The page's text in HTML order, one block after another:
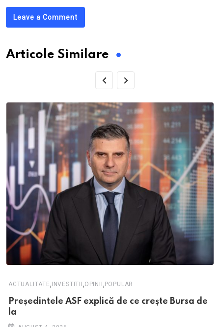
Leave a Comment
Articole Similare
ACTUALITATE, INVESTITII ,OPINII , POPULAR
Președintele ASF explică de ce crește Bursa de
la